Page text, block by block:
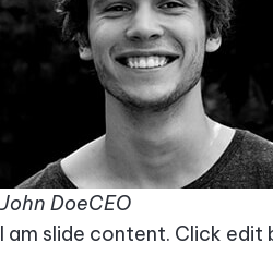
John DoeCEO
I am slide content. Click